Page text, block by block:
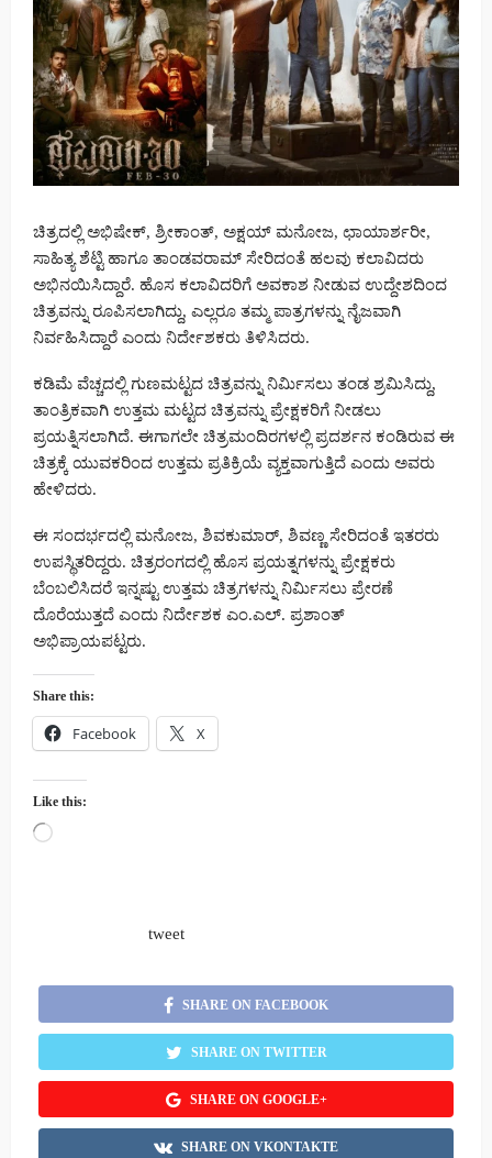
ಚಿತ್ರದಲ್ಲಿ ಅಭಿಷೇಕ್, ಶ್ರೀಕಾಂತ್, ಅಕ್ಷಯ್ ಮನೋಜ, ಛಾಯಾರ್ಶರೀ,
ಸಾಹಿತ್ಯ ಶೆಟ್ಟಿ ಹಾಗೂ ತಾಂಡವರಾಮ್ ಸೇರಿದಂತೆ ಹಲವು ಕಲಾವಿದರು
ಅಭಿನಯಿಸಿದ್ದಾರೆ. ಹೊಸ ಕಲಾವಿದರಿಗೆ ಅವಕಾಶ ನೀಡುವ ಉದ್ದೇಶದಿಂದ
ಚಿತ್ರವನ್ನು ರೂಪಿಸಲಾಗಿದ್ದು, ಎಲ್ಲರೂ ತಮ್ಮ ಪಾತ್ರಗಳನ್ನು ನೈಜವಾಗಿ
ನಿರ್ವಹಿಸಿದ್ದಾರೆ ಎಂದು ನಿರ್ದೇಶಕರು ತಿಳಿಸಿದರು.
ಕಡಿಮೆ ವೆಚ್ಚದಲ್ಲಿ ಗುಣಮಟ್ಟದ ಚಿತ್ರವನ್ನು ನಿರ್ಮಿಸಲು ತಂಡ ಶ್ರಮಿಸಿದ್ದು,
ತಾಂತ್ರಿಕವಾಗಿ ಉತ್ತಮ ಮಟ್ಟದ ಚಿತ್ರವನ್ನು ಪ್ರೇಕ್ಷಕರಿಗೆ ನೀಡಲು
ಪ್ರಯತ್ನಿಸಲಾಗಿದೆ. ಈಗಾಗಲೇ ಚಿತ್ರಮಂದಿರಗಳಲ್ಲಿ ಪ್ರದರ್ಶನ ಕಂಡಿರುವ ಈ
ಚಿತ್ರಕ್ಕೆ ಯುವಕರಿಂದ ಉತ್ತಮ ಪ್ರತಿಕ್ರಿಯೆ ವ್ಯಕ್ತವಾಗುತ್ತಿದೆ ಎಂದು ಅವರು
ಹೇಳಿದರು.
ಈ ಸಂದರ್ಭದಲ್ಲಿ ಮನೋಜ, ಶಿವಕುಮಾರ್, ಶಿವಣ್ಣ ಸೇರಿದಂತೆ ಇತರರು
ಉಪಸ್ಥಿತರಿದ್ದರು. ಚಿತ್ರರಂಗದಲ್ಲಿ ಹೊಸ ಪ್ರಯತ್ನಗಳನ್ನು ಪ್ರೇಕ್ಷಕರು
ಬೆಂಬಲಿಸಿದರೆ ಇನ್ನಷ್ಟು ಉತ್ತಮ ಚಿತ್ರಗಳನ್ನು ನಿರ್ಮಿಸಲು ಪ್ರೇರಣೆ
ದೊರೆಯುತ್ತದೆ ಎಂದು ನಿರ್ದೇಶಕ ಎಂ.ಎಲ್. ಪ್ರಶಾಂತ್
ಅಭಿಪ್ರಾಯಪಟ್ಟರು.
Share this:
Facebook X
Like this:
Loading…
tweet
SHARE ON FACEBOOK
SHARE ON TWITTER
SHARE ON GOOGLE+
SHARE ON VKONTAKTE